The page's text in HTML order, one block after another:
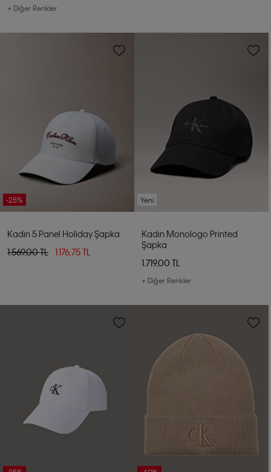
+ Diğer Renkler
-25%
Kadın 5 Panel Holiday Şapka
1.569,00 TL
1.176,75 TL
Yeni
Kadın Monologo Printed
Şapka
1.719,00 TL
+ Diğer Renkler